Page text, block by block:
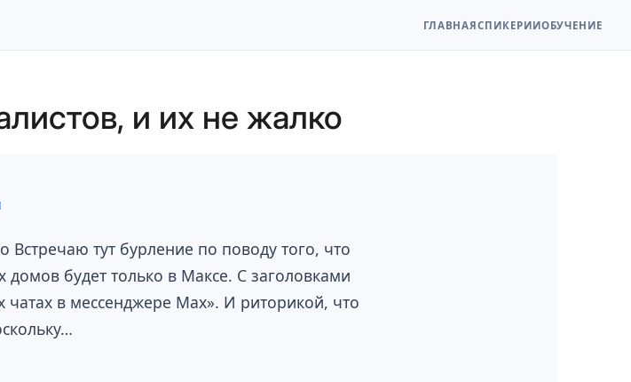
ГЛАВНАЯСПИКЕРИИОБУЧЕНИЕ
и их не жалко
тут бурление по поводу того, что
будет только в Максе. С заголовками
в мессенджере Мах». И риторикой, что